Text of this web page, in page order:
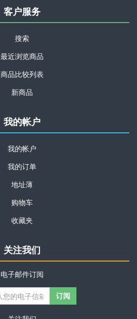
客户服务
搜索
最近浏览商品
商品比较列表
新商品
我的帐户
我的帐户
我的订单
地址薄
购物车
收藏夹
关注我们
电子邮件订阅